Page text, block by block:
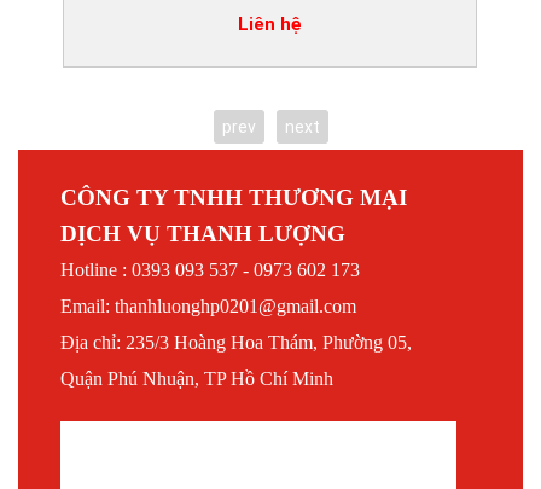
Liên hệ
prev next
CÔNG TY TNHH THƯƠNG MẠI
DỊCH VỤ THANH LƯỢNG
Hotline : 0393 093 537 - 0973 602 173
Email: thanhluonghp0201@gmail.com
Địa chỉ: 235/3 Hoàng Hoa Thám, Phường 05,
Quận Phú Nhuận, TP Hồ Chí Minh